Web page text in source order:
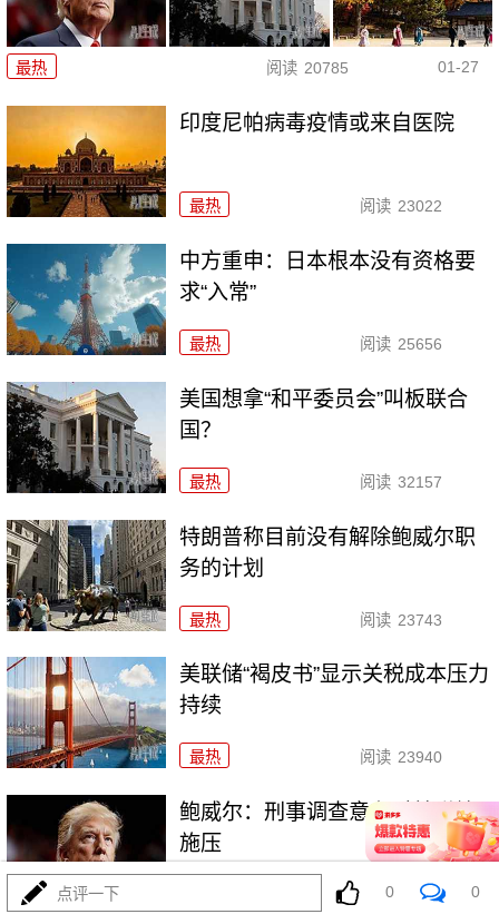
最热 阅读 20785 01-27
印度尼帕病毒疫情或来自医院
最热 阅读 23022
中方重申：日本根本没有资格要
求“入常”
最热 阅读 25656
美国想拿“和平委员会”叫板联合
国？
最热 阅读 32157
特朗普称目前没有解除鲍威尔职
务的计划
最热 阅读 23743
美联储“褐皮书”显示关税成本压力
持续
最热 阅读 23940
鲍威尔：刑事调查意在对美联储
施压
阅读 24123
点评一下 0 0